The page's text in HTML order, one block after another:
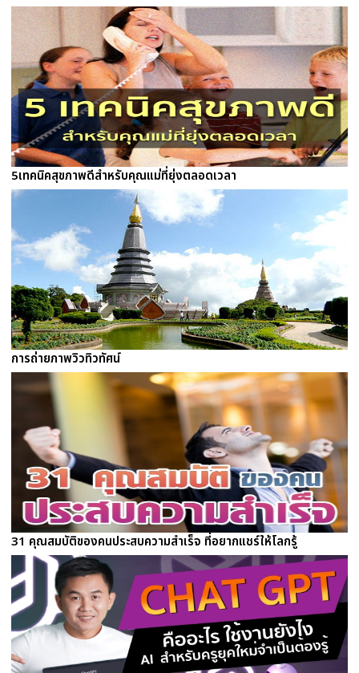
5เทคนิคสุขภาพดีสำหรับคุณแม่ที่ยุ่งตลอดเวลา
การถ่ายภาพวิวทิวทัศน์
31 คุณสมบัติของคนประสบความสำเร็จ ที่อยากแชร์ให้โลกรู้